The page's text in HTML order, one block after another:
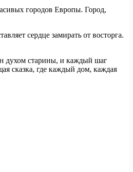
городов Европы. Город,
сердце замирать от восторга.
духом старины, и каждый шаг
сказка, где каждый дом, каждая